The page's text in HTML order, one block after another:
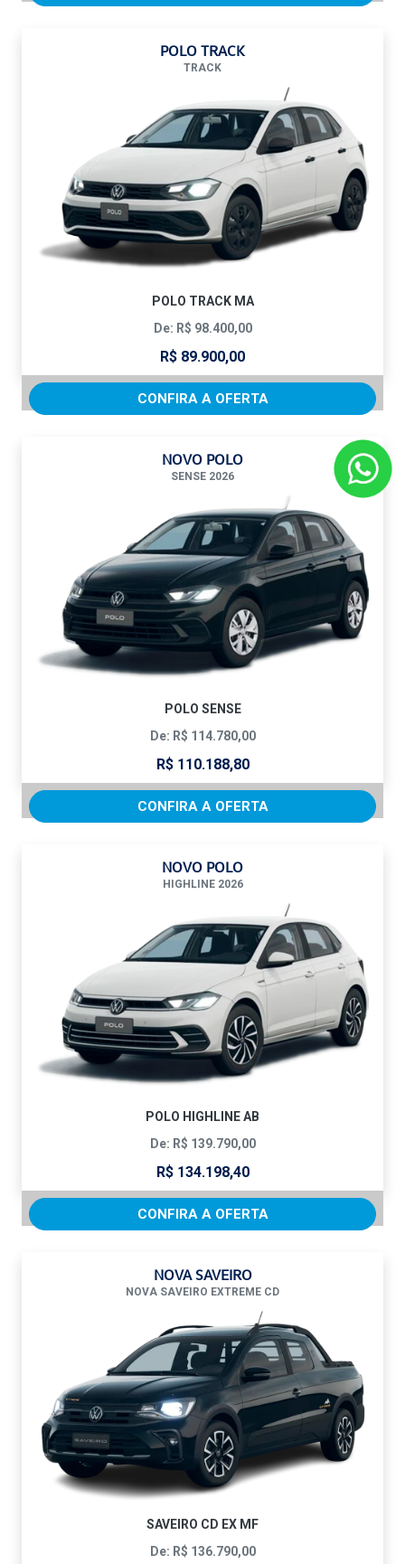
POLO TRACK
TRACK
POLO TRACK MA
De: R$ 98.400,00
R$ 89.900,00
CONFIRA A OFERTA
NOVO POLO
SENSE 2026
POLO SENSE
De: R$ 114.780,00
R$ 110.188,80
CONFIRA A OFERTA
NOVO POLO
HIGHLINE 2026
POLO HIGHLINE AB
De: R$ 139.790,00
R$ 134.198,40
CONFIRA A OFERTA
NOVA SAVEIRO
NOVA SAVEIRO EXTREME CD
SAVEIRO CD EX MF
De: R$ 136.790,00